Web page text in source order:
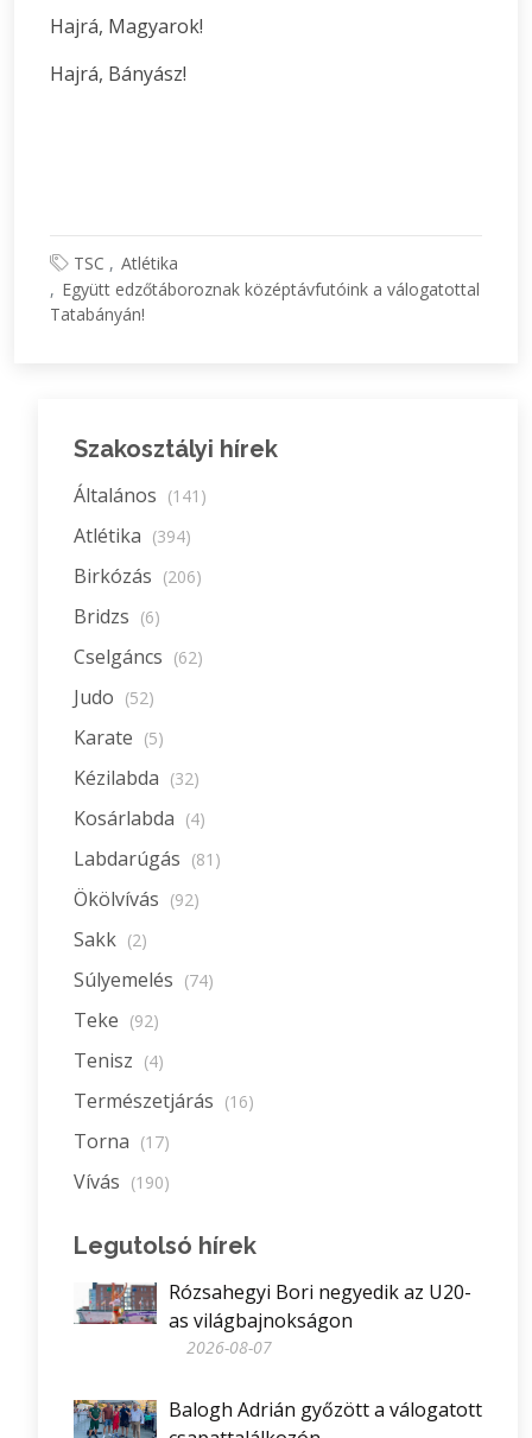
Hajrá, Magyarok!
Hajrá, Bányász!
TSC
Atlétika
Együtt edzőtáboroznak középtávfutóink a válogatottal
Tatabányán!
Szakosztályi hírek
Általános (141)
Atlétika (394)
Birkózás (206)
Bridzs (6)
Cselgáncs (62)
Judo (52)
Karate (5)
Kézilabda (32)
Kosárlabda (4)
Labdarúgás (81)
Ökölvívás (92)
Sakk (2)
Súlyemelés (74)
Teke (92)
Tenisz (4)
Természetjárás (16)
Torna (17)
Vívás (190)
Legutolsó hírek
Rózsahegyi Bori negyedik az U20-
as világbajnokságon
2026-08-07
Balogh Adrián győzött a válogatott